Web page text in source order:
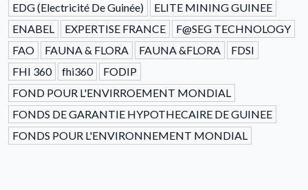
EDG (Electricité De Guinée)
ELITE MINING GUINEE
ENABEL
EXPERTISE FRANCE
F@SEG TECHNOLOGY
FAO
FAUNA & FLORA FAUNA &FLORA
FDSI
FHI 360
fhi360
FODIP
FOND POUR L'ENVIRROEMENT MONDIAL
FONDS DE GARANTIE HYPOTHECAIRE DE GUINEE
FONDS POUR L'ENVIRONNEMENT MONDIAL